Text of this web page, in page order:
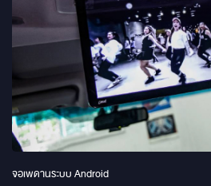
จอเพดานระบบ Android